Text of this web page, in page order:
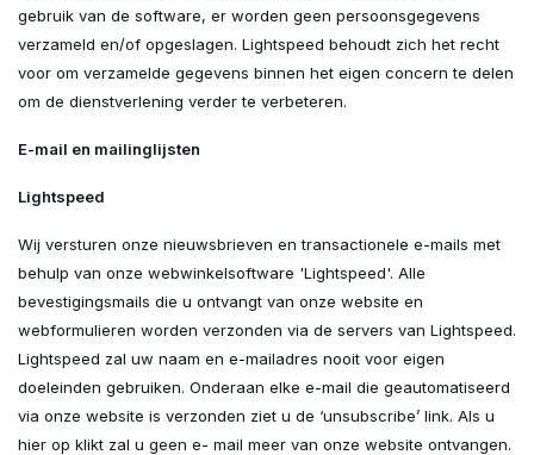
gebruik van de software, er worden geen persoonsgegevens
verzameld en/of opgeslagen. Lightspeed behoudt zich het recht
voor om verzamelde gegevens binnen het eigen concern te delen
om de dienstverlening verder te verbeteren.
E-mail en mailinglijsten
Lightspeed
Wij versturen onze nieuwsbrieven en transactionele e-mails met
behulp van onze webwinkelsoftware 'Lightspeed'. Alle
bevestigingsmails die u ontvangt van onze website en
webformulieren worden verzonden via de servers van Lightspeed.
Lightspeed zal uw naam en e-mailadres nooit voor eigen
doeleinden gebruiken. Onderaan elke e-mail die geautomatiseerd
via onze website is verzonden ziet u de ‘unsubscribe’ link. Als u
hier op klikt zal u geen e- mail meer van onze website ontvangen.